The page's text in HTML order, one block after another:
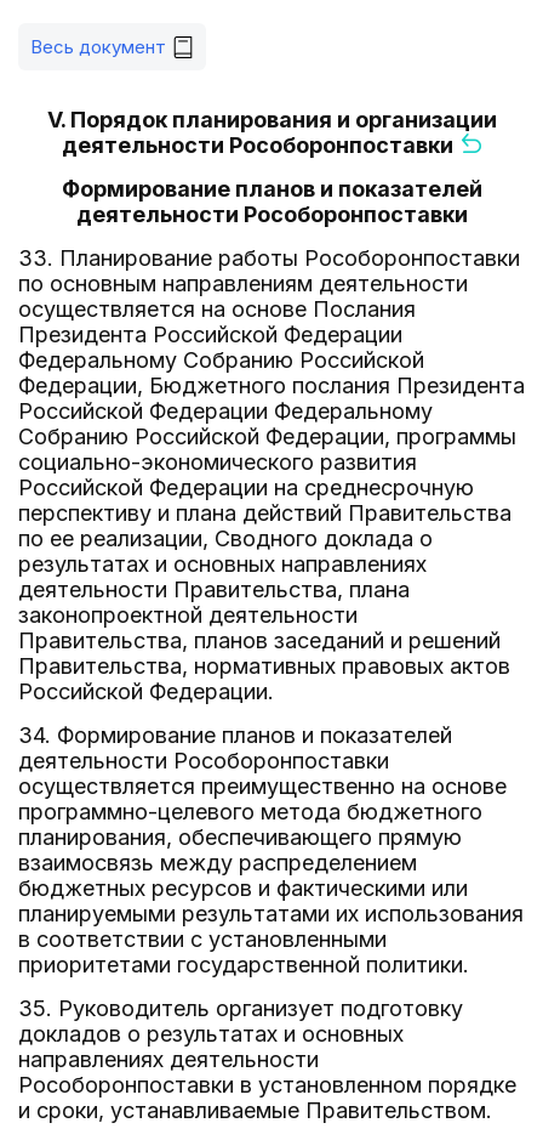
Весь документ
V. Порядок планирования и организации
деятельности Рособоронпоставки
Формирование планов и показателей
деятельности Рособоронпоставки
33. Планирование работы Рособоронпоставки
по основным направлениям деятельности
осуществляется на основе Послания
Президента Российской Федерации
Федеральному Собранию Российской
Федерации, Бюджетного послания Президента
Российской Федерации Федеральному
Собранию Российской Федерации, программы
социально-экономического развития
Российской Федерации на среднесрочную
перспективу и плана действий Правительства
по ее реализации, Сводного доклада о
результатах и основных направлениях
деятельности Правительства, плана
законопроектной деятельности
Правительства, планов заседаний и решений
Правительства, нормативных правовых актов
Российской Федерации.
34. Формирование планов и показателей
деятельности Рособоронпоставки
осуществляется преимущественно на основе
программно-целевого метода бюджетного
планирования, обеспечивающего прямую
взаимосвязь между распределением
бюджетных ресурсов и фактическими или
планируемыми результатами их использования
в соответствии с установленными
приоритетами государственной политики.
35. Руководитель организует подготовку
докладов о результатах и основных
направлениях деятельности
Рособоронпоставки в установленном порядке
и сроки, устанавливаемые Правительством.